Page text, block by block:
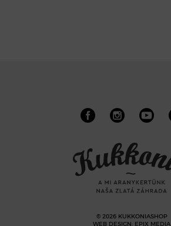
© 2026 KUKKONIASHOP
WEB DESIGN: EPIX MEDIA